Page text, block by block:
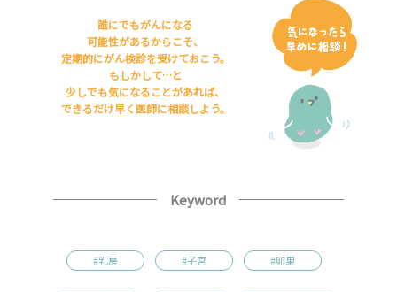
誰にでもがんになる
可能性があるからこそ、
定期的にがん検診を受けておこう。
もしかして…と
少しでも気になることがあれば、
できるだけ早く医師に相談しよう。
Keyword
#乳房 #子宮 #卵巣